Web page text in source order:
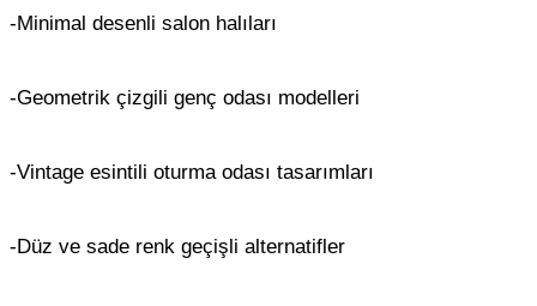
-Minimal desenli salon halıları
-Geometrik çizgili genç odası modelleri
-Vintage esintili oturma odası tasarımları
-Düz ve sade renk geçişli alternatifler